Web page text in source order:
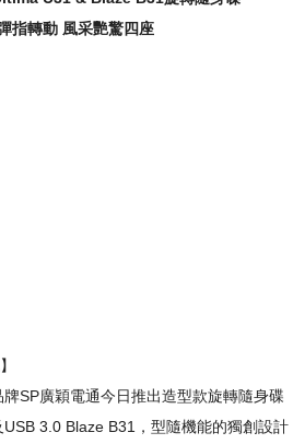
指轉動 風采艷驚四座
廣穎電通今日推出造型款旋轉隨身碟
3.0 Blaze B31，型隨機能的獨創設計